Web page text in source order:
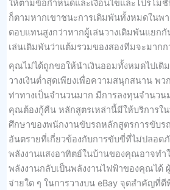
ให้ตามข้อกำหนดและเงื่อนไขและโปรโมชั่
ก็ตามหากเขาชนะการเดิมพันทั้งหมดในพา
ตอบแทนสูงกว่าหากผู้เล่นวางเดิมพันแยก
เล่นเดิมพันว่าแต้มรวมของสองทีมจะมาก
คุณไม่ได้ถูกขอให้นำเงินออมทั้งหมดไปเดิ
วางเงินต่ำสุดเพียงเพื่อความสนุกสนาน พว
ท่าทางเป็นจำนวนมาก มีการลงทุนจำนวน
คุณต้องกู้คืน หลักสูตรเหล่านี้มีให้บริการใ
ศึกษาของพนักงานขับรถหลักสูตรการขับร
อันตรายที่เกี่ยวข้องกับการขับขี่ที่ไม่ปลอด
พลังงานแสงอาทิตย์ในบ้านของคุณอาจท
พลังงานกลับเป็นพลังงานไฟฟ้าของคุณได้
จ่ายใด ๆ ในการวางบน eBay จุดสำคัญที่